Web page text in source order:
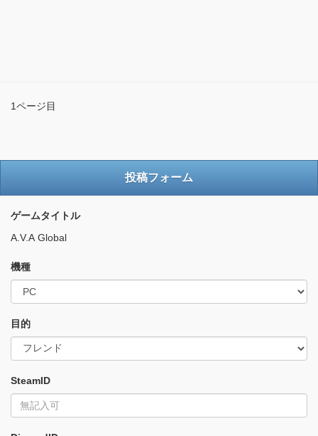
1ページ目
投稿フォーム
ゲームタイトル
A.V.A Global
機種
目的
SteamID